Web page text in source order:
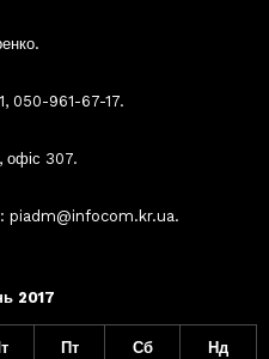
050-961-67-17.
офіс 307.
piadm@infocom.kr.ua.
2017
Пт Сб Нд